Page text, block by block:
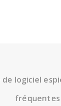
de logiciel
fréquentes